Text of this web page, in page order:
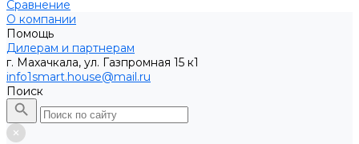
Сравнение
О компании
Помощь
Дилерам и партнерам
г. Махачкала, ул. Газпромная 15 к1
info1smart.house@mail.ru
Поиск